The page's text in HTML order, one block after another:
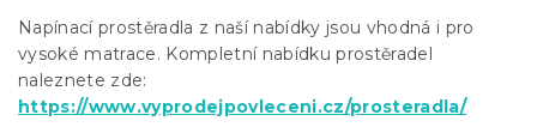
Napínací prostěradla z naší nabídky jsou vhodná i pro
vysoké matrace. Kompletní nabídku prostěradel
naleznete zde:
https://www.vyprodejpovleceni.cz/prosteradla/